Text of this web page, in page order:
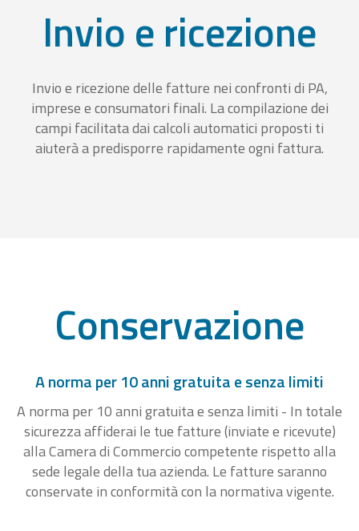
Invio e ricezione
Invio e ricezione delle fatture nei confronti di PA,
imprese e consumatori finali. La compilazione dei
campi facilitata dai calcoli automatici proposti ti
aiuterà a predisporre rapidamente ogni fattura.
Conservazione
A norma per 10 anni gratuita e senza limiti
A norma per 10 anni gratuita e senza limiti - In totale
sicurezza affiderai le tue fatture (inviate e ricevute)
alla Camera di Commercio competente rispetto alla
sede legale della tua azienda. Le fatture saranno
conservate in conformità con la normativa vigente.